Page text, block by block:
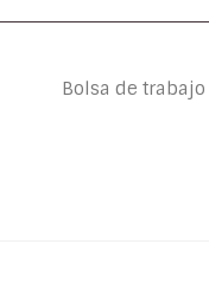
Bolsa de trabajo